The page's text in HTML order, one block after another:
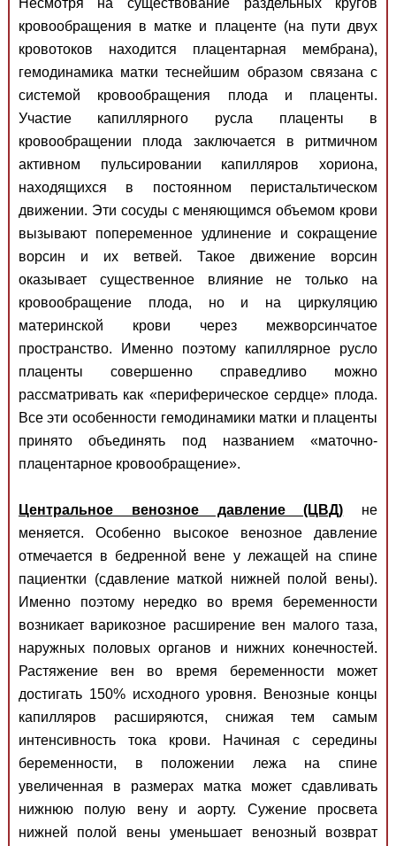
Несмотря на существование раздельных кругов
кровообращения в матке и плаценте (на пути двух
кровотоков находится плацентарная мембрана),
гемодинамика матки теснейшим образом связана с
системой кровообращения плода и плаценты.
Участие капиллярного русла плаценты в
кровообращении плода заключается в ритмичном
активном пульсировании капилляров хориона,
находящихся в постоянном перистальтическом
движении. Эти сосуды с меняющимся объемом крови
вызывают попеременное удлинение и сокращение
ворсин и их ветвей. Такое движение ворсин
оказывает существенное влияние не только на
кровообращение плода, но и на циркуляцию
материнской крови через межворсинчатое
пространство. Именно поэтому капиллярное русло
плаценты совершенно справедливо можно
рассматривать как «периферическое сердце» плода.
Все эти особенности гемодинамики матки и плаценты
принято объединять под названием «маточно-
плацентарное кровообращение».
Центральное венозное давление (ЦВД) не
меняется. Особенно высокое венозное давление
отмечается в бедренной вене у лежащей на спине
пациентки (сдавление маткой нижней полой вены).
Именно поэтому нередко во время беременности
возникает варикозное расширение вен малого таза,
наружных половых органов и нижних конечностей.
Растяжение вен во время беременности может
достигать 150% исходного уровня. Венозные концы
капилляров расширяются, снижая тем самым
интенсивность тока крови. Начиная с середины
беременности, в положении лежа на спине
увеличенная в размерах матка может сдавливать
нижнюю полую вену и аорту. Сужение просвета
нижней полой вены уменьшает венозный возврат